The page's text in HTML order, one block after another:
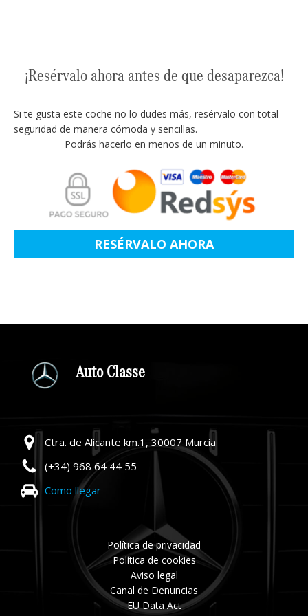
¡Resérvalo ahora antes de que desaparezca!
Si te gusta este coche no lo dudes más, resérvalo con total
seguridad de manera cómoda y sencillas.
Podrás hacerlo en menos de un minuto.
RESÉRVALO AHORA
Auto Classe
Ctra. de Alicante km.1, 30007 Murcia
(+34) 968 64 44 55
Como llegar
Política de privacidad
Política de cookies
Aviso legal
Canal de Denuncias
EU Data Act